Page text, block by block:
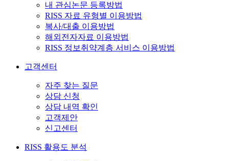
내 관심논문 등록방법
RISS 자료 유형별 이용방법
복사/대출 이용방법
해외전자자료 이용방법
RISS 정보취약계층 서비스 이용방법
고객센터
자주 찾는 질문
상담 신청
상담 내역 확인
고객제안
신고센터
RISS 활용도 분석